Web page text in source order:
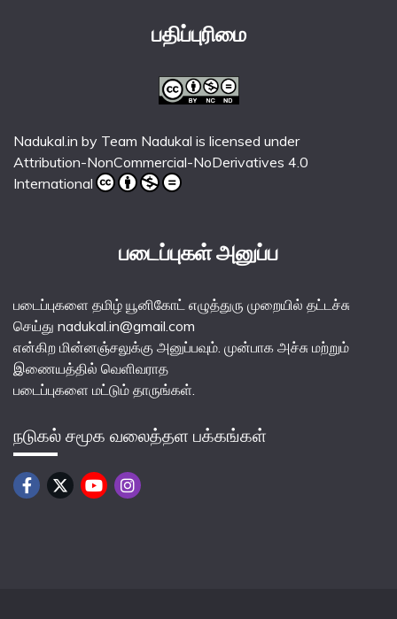
பதிப்புரிமை
Nadukal.in by Team Nadukal is licensed under
Attribution-NonCommercial-NoDerivatives 4.0
International
படைப்புகள் அனுப்ப
படைப்புகளை தமிழ் யூனிகோட் எழுத்துரு முறையில் தட்டச்சு
செய்து nadukal.in@gmail.com
என்கிற மின்னஞ்சலுக்கு அனுப்பவும். முன்பாக அச்சு மற்றும்
இணையத்தில் வெளிவராத
படைப்புகளை மட்டும் தாருங்கள்.
நடுகல் சமூக வலைத்தள பக்கங்கள்